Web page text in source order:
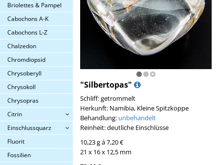
Briolettes & Pampel
Cabochons A-K
Cabochons L-Z
Chalzedon
Chromdiopsid
Chrysoberyll
Chrysokoll
Chrysopras
Citrin
Einschlussquarz
Fluorit
Fossilien
"Silbertopas"
Schliff: getrommelt
Herkunft: Namibia, Kleine Spitzkoppe
Behandlung: unbehandelt
Reinheit: deutliche Einschlüsse
10,23 g á 7,20 €
21 x 16 x 12,5 mm